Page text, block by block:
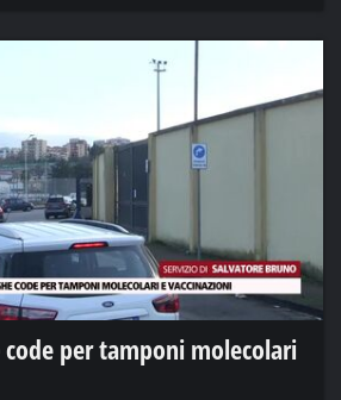
code per tamponi molecolari